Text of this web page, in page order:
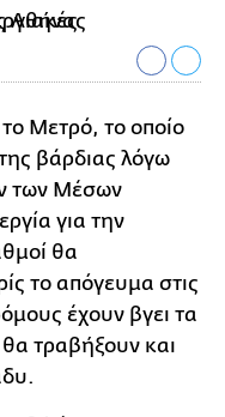
το Μετρό, το οποίο
βάρδιας λόγω
των Μέσων
για την
θα
το απόγευμα στις
έχουν βγει τα
τραβήξουν και